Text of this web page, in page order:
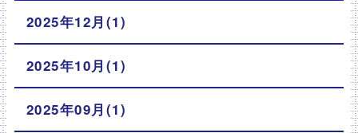
2025年12月(1)
2025年10月(1)
2025年09月(1)